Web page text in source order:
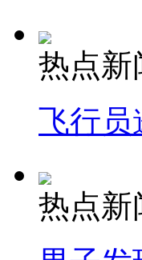
热点新
飞行员
热点新